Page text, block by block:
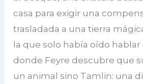
casa para exigir una
trasladada a una tierra
la que solo había oído
donde Feyre descubre que
un animal sino Tamlin: una